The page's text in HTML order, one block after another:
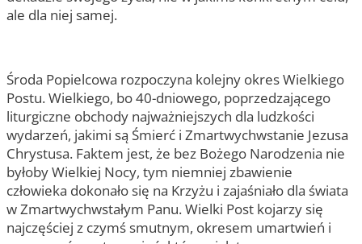
ale dla niej samej.
Środa Popielcowa rozpoczyna kolejny okres Wielkiego
Postu. Wielkiego, bo 40-dniowego, poprzedzającego
liturgiczne obchody najważniejszych dla ludzkości
wydarzeń, jakimi są Śmierć i Zmartwychwstanie Jezusa
Chrystusa. Faktem jest, że bez Bożego Narodzenia nie
byłoby Wielkiej Nocy, tym niemniej zbawienie
człowieka dokonało się na Krzyżu i zajaśniało dla świata
w Zmartwychwstałym Panu. Wielki Post kojarzy się
najczęściej z czymś smutnym, okresem umartwień i